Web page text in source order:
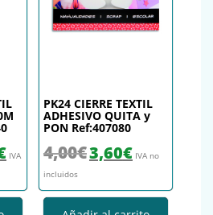
era: 22,21€.
El precio actual es: 19,26€.
IVA
PK24 CIERRE TEXTIL
ADHESIVO QUITA y
PON Ref:407080
4,00€ El precio original era: 4,00€.
3,60€El precio actual
IVA no
incluidos